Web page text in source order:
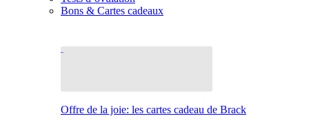
Bons & Cartes cadeaux
Offre de la joie: les cartes cadeau de Brack